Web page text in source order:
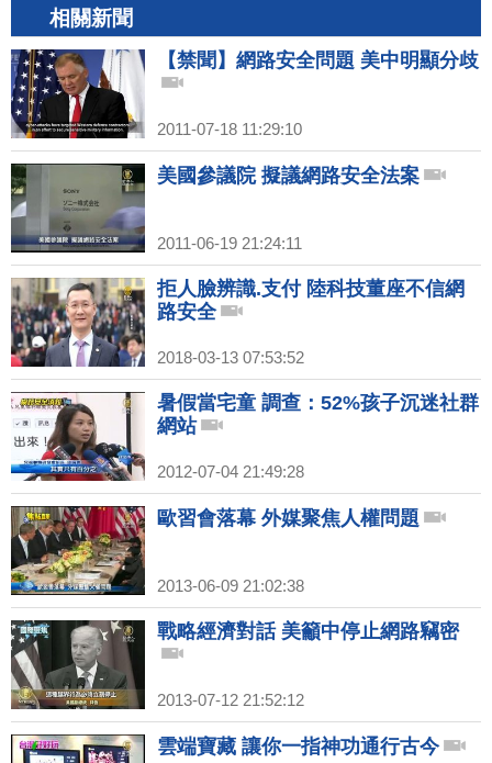
相關新聞
【禁聞】網路安全問題 美中明顯分歧
2011-07-18 11:29:10
美國參議院 擬議網路安全法案
2011-06-19 21:24:11
拒人臉辨識.支付 陸科技董座不信網
路安全
2018-03-13 07:53:52
暑假當宅童 調查：52%孩子沉迷社群
網站
2012-07-04 21:49:28
歐習會落幕 外媒聚焦人權問題
2013-06-09 21:02:38
戰略經濟對話 美籲中停止網路竊密
2013-07-12 21:52:12
雲端寶藏 讓你一指神功通行古今